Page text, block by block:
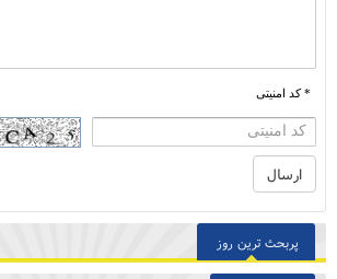
* کد امنیتی
پربحث ترین روز